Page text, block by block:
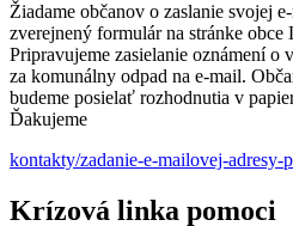
Žiadame občanov o zaslanie svojej
zverejnený formulár na stránke obce
Pripravujeme zasielanie oznámení o
za komunálny odpad na e-mail.
budeme posielať rozhodnutia v
Ďakujeme
kontakty/zadanie-e-mailovej-adresy-
Krízová linka pomoci